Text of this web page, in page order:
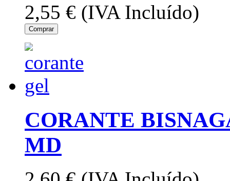
2,55 € (IVA Incluído)
Comprar
CORANTE
MD